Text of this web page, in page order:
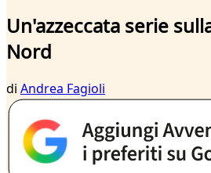
Un'azzeccata serie
Nord
di Andrea Fagioli